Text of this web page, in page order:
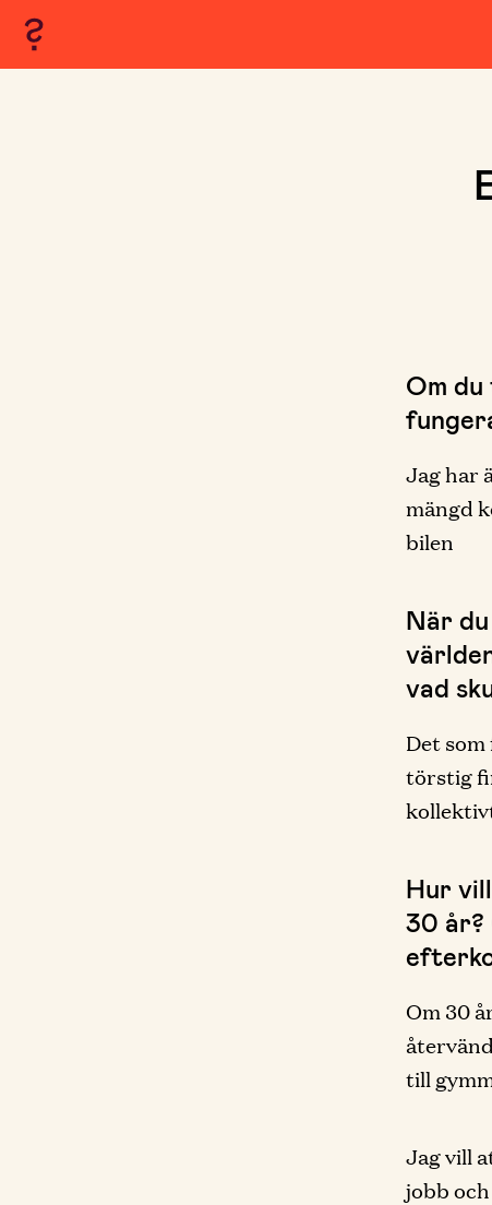
Om
Jag har
mängd
bilen
När
vad
Det
törstig
Hur
30
Om 30
till
Jag vill
jobb